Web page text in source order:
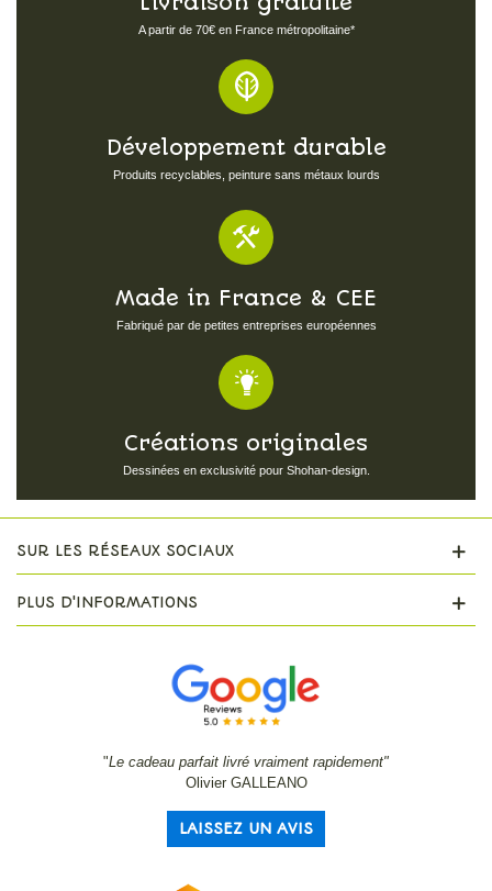
A partir de 70€ en France métropolitaine*
Développement durable
Produits recyclables, peinture sans métaux lourds
Made in France & CEE
Fabriqué par de petites entreprises européennes
Créations originales
Dessinées en exclusivité pour Shohan-design.
SUR LES RÉSEAUX SOCIAUX
PLUS D'INFORMATIONS
"Le cadeau parfait livré vraiment rapidement"
Olivier GALLEANO
LAISSEZ UN AVIS